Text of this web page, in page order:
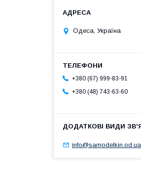
Одеса, Україна
+380 (67) 999-83-91
+380 (48) 743-63-60
info@samodelkin.od.ua